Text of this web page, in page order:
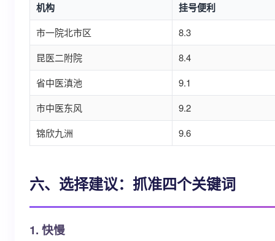
机构 挂号便利
市一院北市区
8.3
昆医二附院
8.4
省中医滇池
9.1
市中医东风
9.2
锦欣九洲
9.6
六、选择建议：抓准四个关键词
1. 快慢